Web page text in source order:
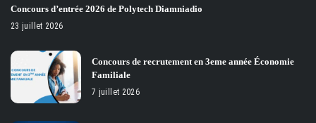
Concours d’entrée 2026 de Polytech Diamniadio
23 juillet 2026
Concours de recrutement en 3eme année Économie
Familiale
7 juillet 2026